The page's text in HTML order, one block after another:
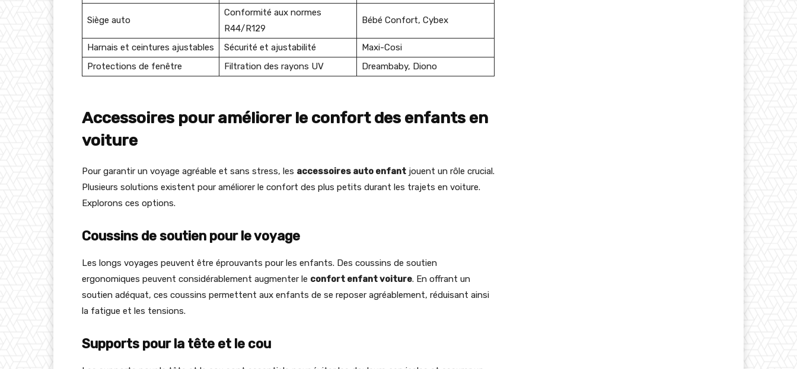
Siège auto
Conformité aux normes
R44/R129
Bébé Confort, Cybex
Harnais et ceintures ajustables Sécurité et ajustabilité
Maxi-Cosi
Protections de fenêtre
Filtration des rayons UV Dreambaby, Diono
Accessoires pour améliorer le confort des enfants en
voiture
Pour garantir un voyage agréable et sans stress, les accessoires auto enfant jouent un rôle crucial.
Plusieurs solutions existent pour améliorer le confort des plus petits durant les trajets en voiture.
Explorons ces options.
Coussins de soutien pour le voyage
Les longs voyages peuvent être éprouvants pour les enfants. Des coussins de soutien
ergonomiques peuvent considérablement augmenter le confort enfant voiture. En offrant un
soutien adéquat, ces coussins permettent aux enfants de se reposer agréablement, réduisant ainsi
la fatigue et les tensions.
Supports pour la tête et le cou